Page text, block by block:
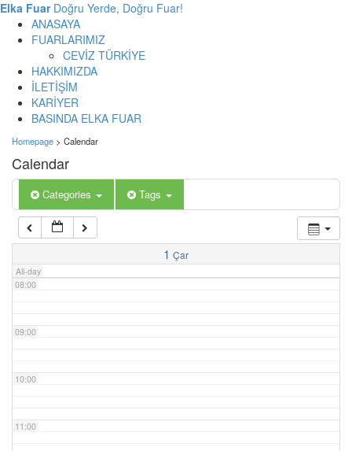
Elka Fuar Doğru Yerde, Doğru Fuar!
ANASAYA
FUARLARIMIZ
CEVİZ TÜRKİYE
HAKKIMIZDA
İLETİŞİM
KARİYER
BASINDA ELKA FUAR
Homepage > Calendar
Calendar
Categories Tags
1 Çar
All-day
04:00
05:00
06:00
07:00
08:00
09:00
10:00
11:00